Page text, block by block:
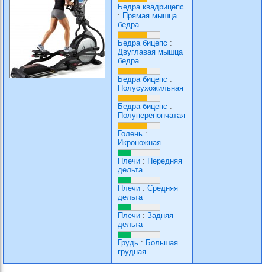
Бедра квадрицепс
: Прямая мышца
бедра
Бедра бицепс :
Двуглавая мышца
бедра
Бедра бицепс :
Полусухожильная
Бедра бицепс :
Полуперепончатая
Голень :
Икроножная
Плечи : Передняя
дельта
Плечи : Средняя
дельта
Плечи : Задняя
дельта
Грудь : Большая
грудная